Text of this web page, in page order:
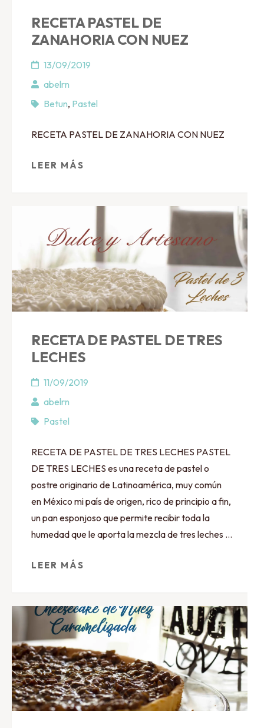
RECETA PASTEL DE
ZANAHORIA CON NUEZ
13/09/2019
abelrn
Betun, Pastel
RECETA PASTEL DE ZANAHORIA CON NUEZ
LEER MÁS
RECETA DE PASTEL DE TRES
LECHES
11/09/2019
abelrn
Pastel
RECETA DE PASTEL DE TRES LECHES PASTEL
DE TRES LECHES es una receta de pastel o
postre originario de Latinoamérica, muy común
en México mi país de origen, rico de principio a fin,
un pan esponjoso que permite recibir toda la
humedad que le aporta la mezcla de tres leches …
LEER MÁS